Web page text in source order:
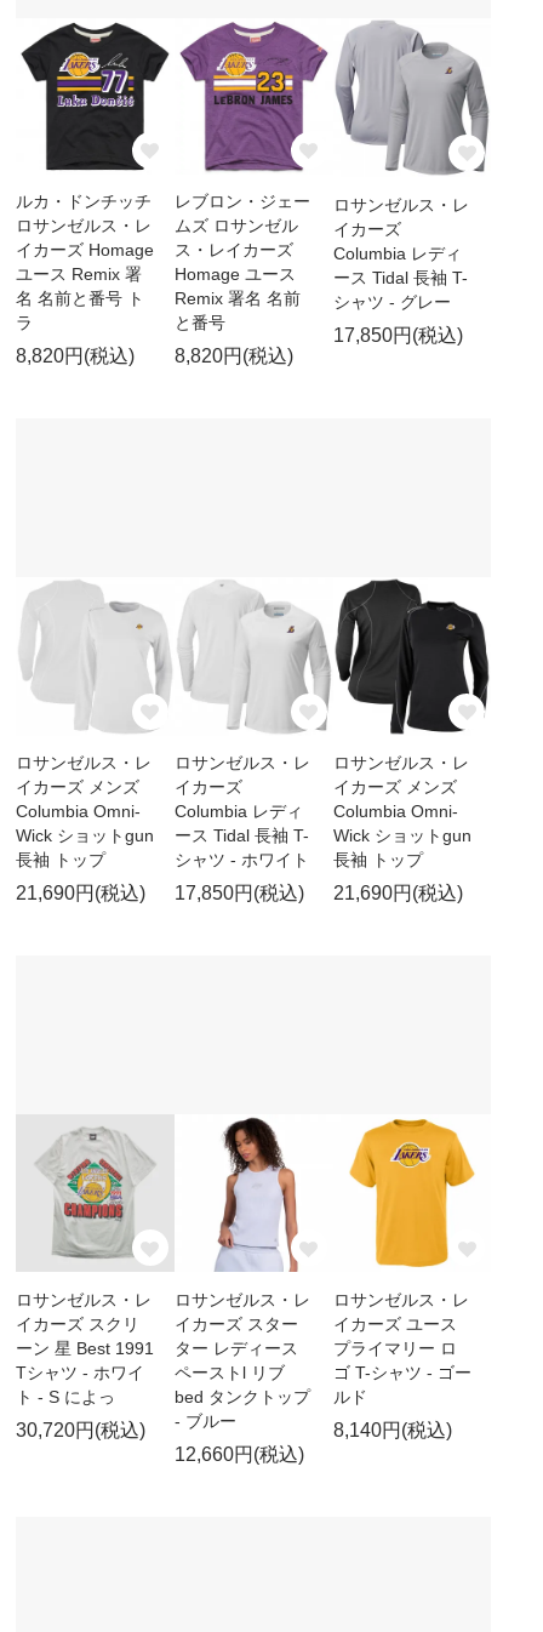
ルカ・ドンチッチ
ロサンゼルス・レ
イカーズ Homage
ユース Remix 署
名 名前と番号 ト
ラ
8,820円(税込)
レブロン・ジェー
ムズ ロサンゼル
ス・レイカーズ
Homage ユース
Remix 署名 名前
と番号
8,820円(税込)
ロサンゼルス・レ
イカーズ
Columbia レディ
ース Tidal 長袖 T-
シャツ - グレー
17,850円(税込)
ロサンゼルス・レ
イカーズ メンズ
Columbia Omni-
Wick ショットgun
長袖 トップ
21,690円(税込)
ロサンゼルス・レ
イカーズ
Columbia レディ
ース Tidal 長袖 T-
シャツ - ホワイト
17,850円(税込)
ロサンゼルス・レ
イカーズ メンズ
Columbia Omni-
Wick ショットgun
長袖 トップ
21,690円(税込)
ロサンゼルス・レ
イカーズ スクリ
ーン 星 Best 1991
Tシャツ - ホワイ
ト - S によっ
30,720円(税込)
ロサンゼルス・レ
イカーズ スター
ター レディース
ペーストl リブ
bed タンクトップ
- ブルー
12,660円(税込)
ロサンゼルス・レ
イカーズ ユース
プライマリー ロ
ゴ T-シャツ - ゴー
ルド
8,140円(税込)